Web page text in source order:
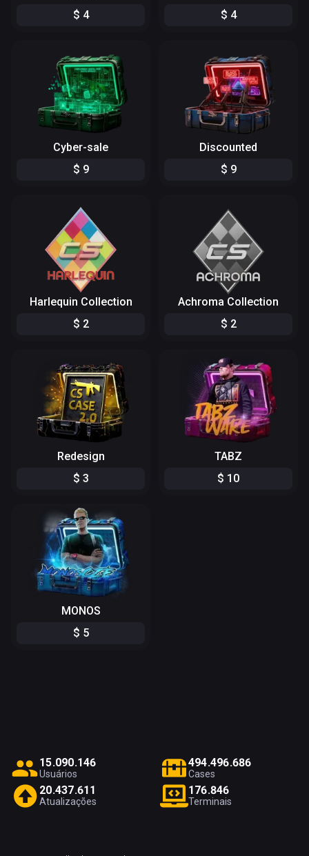
$ 4
$ 4
Cyber-sale
$ 9
Discounted
$ 9
Harlequin Collection
$ 2
Achroma Collection
$ 2
Redesign
$ 3
TABZ
$ 10
MONOS
$ 5
15.090.146
Usuários
494.496.686
Cases
20.437.611
Atualizações
176.846
Terminais